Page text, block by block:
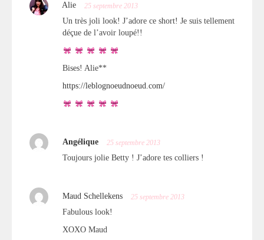
Alie 25 septembre 2013
Un très joli look! J’adore ce short! Je suis tellement
déçue de l’avoir loupé!!
Bises! Alie**
https://leblognoeudnoeud.com/
Angélique 25 septembre 2013
Toujours jolie Betty ! J’adore tes colliers !
Maud Schellekens 25 septembre 2013
Fabulous look!
XOXO Maud